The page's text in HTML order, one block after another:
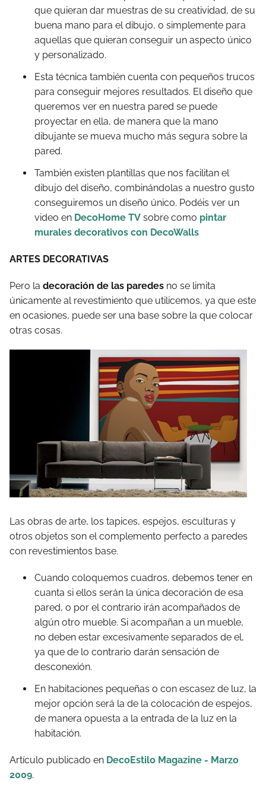
que quieran dar muestras de su creatividad, de su
buena mano para el dibujo, o simplemente para
aquellas que quieran conseguir un aspecto único
y personalizado.
Esta técnica también cuenta con pequeños trucos
para conseguir mejores resultados. El diseño que
queremos ver en nuestra pared se puede
proyectar en ella, de manera que la mano
dibujante se mueva mucho más segura sobre la
pared.
También existen plantillas que nos facilitan el
dibujo del diseño, combinándolas a nuestro gusto
conseguiremos un diseño único. Podéis ver un
video en DecoHome TV sobre como pintar
murales decorativos con DecoWalls
ARTES DECORATIVAS
Pero la decoración de las paredes no se limita
únicamente al revestimiento que utilicemos, ya que este
en ocasiones, puede ser una base sobre la que colocar
otras cosas.
Las obras de arte, los tapices, espejos, esculturas y
otros objetos son el complemento perfecto a paredes
con revestimientos base.
Cuando coloquemos cuadros, debemos tener en
cuanta si ellos serán la única decoración de esa
pared, o por el contrario irán acompañados de
algún otro mueble. Si acompañan a un mueble,
no deben estar excesivamente separados de el,
ya que de lo contrario darán sensación de
desconexión.
En habitaciones pequeñas o con escasez de luz, la
mejor opción será la de la colocación de espejos,
de manera opuesta a la entrada de la luz en la
habitación.
Artículo publicado en DecoEstilo Magazine - Marzo
2009.